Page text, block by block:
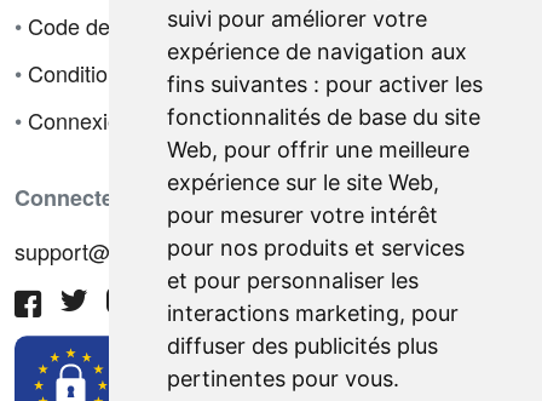
suivi pour améliorer votre
expérience de navigation aux
fins suivantes : pour activer les
fonctionnalités de base du site
Web, pour offrir une meilleure
expérience sur le site Web,
pour mesurer votre intérêt
pour nos produits et services
et pour personnaliser les
interactions marketing, pour
diffuser des publicités plus
pertinentes pour vous.
• Code de déontologie
• Conditions de vente
• Connexion
Connectez-vous avec nous
support@hiringnotes.com